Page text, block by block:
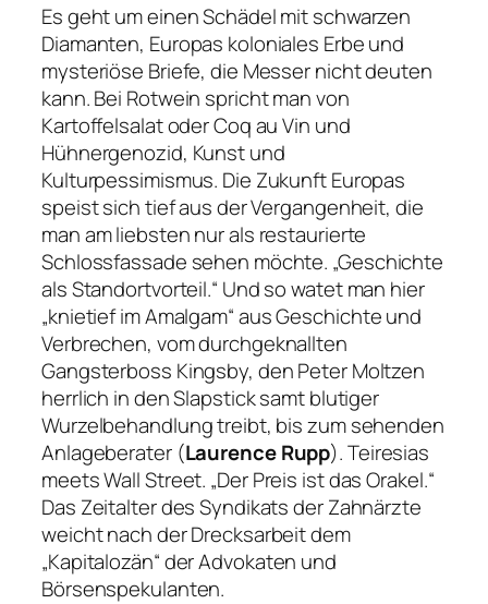
Es geht um einen Schädel mit schwarzen
Diamanten, Europas koloniales Erbe und
mysteriöse Briefe, die Messer nicht deuten
kann. Bei Rotwein spricht man von
Kartoffelsalat oder Coq au Vin und
Hühnergenozid, Kunst und
Kulturpessimismus. Die Zukunft Europas
speist sich tief aus der Vergangenheit, die
man am liebsten nur als restaurierte
Schlossfassade sehen möchte. „Geschichte
als Standortvorteil.“ Und so watet man hier
„knietief im Amalgam“aus Geschichte und
Verbrechen, vom durchgeknallten
Gangsterboss Kingsby, den Peter Moltzen
herrlich in den Slapstick samt blutiger
Wurzelbehandlung treibt, bis zum sehenden
Anlageberater (Laurence Rupp). Teiresias
meets Wall Street. „Der Preis ist das Orakel.“
Das Zeitalter des Syndikats der Zahnärzte
weicht nach der Drecksarbeit dem
„Kapitalozän“der Advokaten und
Börsenspekulanten.